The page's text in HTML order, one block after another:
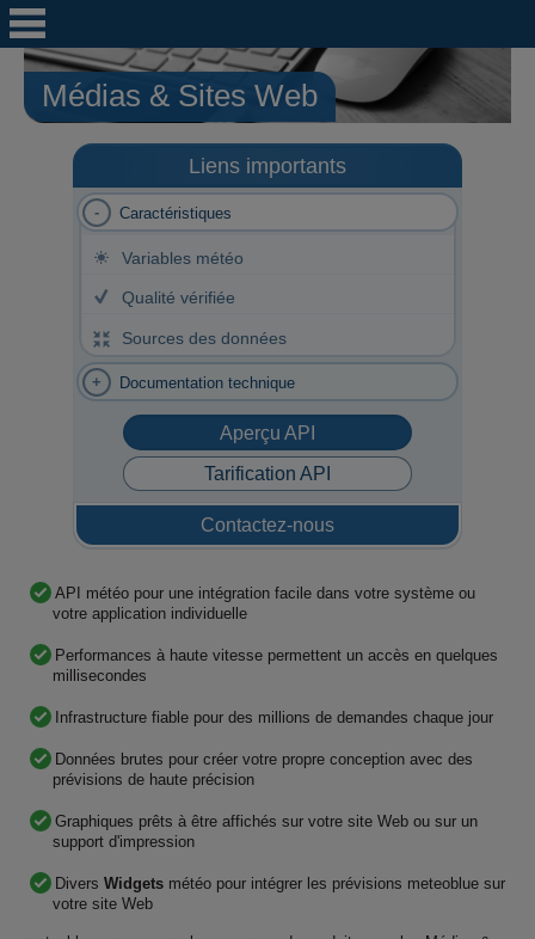
Médias & Sites Web
Liens importants
Caractéristiques
Variables météo
Qualité vérifiée
Sources des données
Documentation technique
Aperçu API
Tarification API
Contactez-nous
API météo pour une intégration facile dans votre système ou
votre application individuelle
Performances à haute vitesse permettent un accès en quelques
millisecondes
Infrastructure fiable pour des millions de demandes chaque jour
Données brutes pour créer votre propre conception avec des
prévisions de haute précision
Graphiques prêts à être affichés sur votre site Web ou sur un
support d'impression
Divers Widgetsmétéo pour intégrer les prévisions meteoblue sur
votre site Web